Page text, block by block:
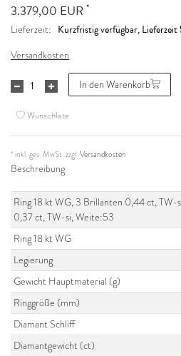
3.379,00 EUR *
Lieferzeit: Kurzfristig verfügbar, Lieferzeit
Versandkosten
In den Warenkorb
Wunschliste
* inkl. ges. MwSt. zzgl.Versandkosten
Beschreibung
Ring 18 kt WG, 3 Brillanten 0,44 ct, TW-
0,37 ct, TW-si, Weite:53
Ring 18 kt WG
Legierung
Gewicht Hauptmaterial (g)
Ringgröße (mm)
Diamant Schliff
Diamantgewicht (ct)